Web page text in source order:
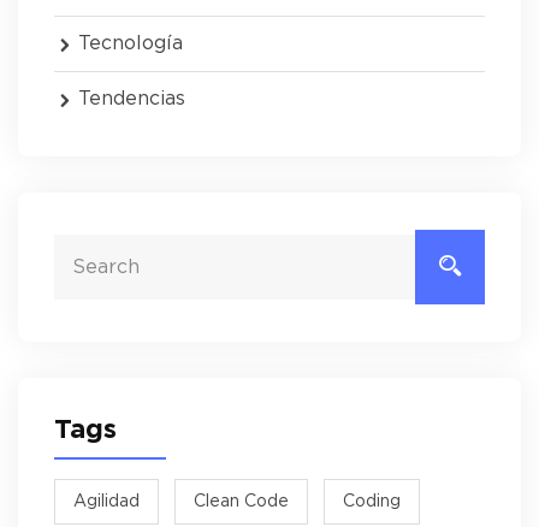
Tecnología
Tendencias
Tags
Agilidad Clean Code Coding